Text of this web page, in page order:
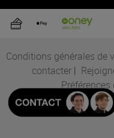
Conditions générales de
contacter|
Préférences